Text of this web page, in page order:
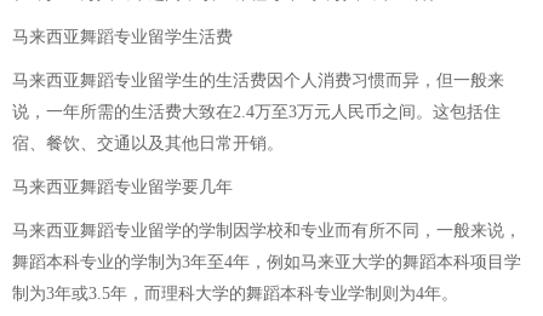
马来西亚舞蹈专业留学生活费
马来西亚舞蹈专业留学生的生活费因个人消费习惯而异，但一般来
说，一年所需的生活费大致在2.4万至3万元人民币之间。这包括住
宿、餐饮、交通以及其他日常开销。
马来西亚舞蹈专业留学要几年
马来西亚舞蹈专业留学的学制因学校和专业而有所不同，一般来说，
舞蹈本科专业的学制为3年至4年，例如马来亚大学的舞蹈本科项目学
制为3年或3.5年，而理科大学的舞蹈本科专业学制则为4年。